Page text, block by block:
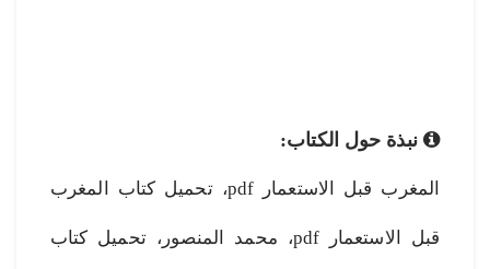
نبذة حول الكتاب:
المغرب قبل الاستعمار pdf، تحميل كتاب المغرب
قبل الاستعمار pdf، محمد المنصور، تحميل كتاب